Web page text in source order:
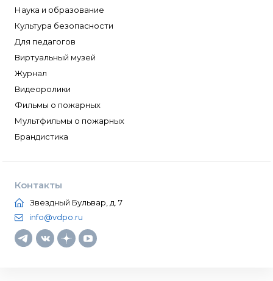
Наука и образование
Культура безопасности
Для педагогов
Виртуальный музей
Журнал
Видеоролики
Фильмы о пожарных
Мультфильмы о пожарных
Брандистика
Контакты
Звездный Бульвар, д. 7
info@vdpo.ru